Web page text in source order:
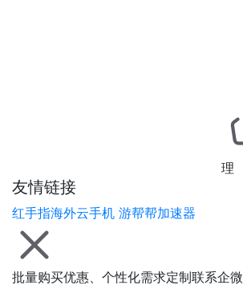
友情链接
红手指海外云手机 游帮帮加速器
理
批量购买优惠、个性化需求定制联系企微